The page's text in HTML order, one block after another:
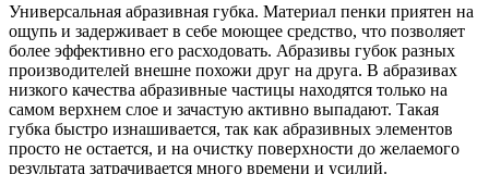
Универсальная абразивная губка. Материал пенки приятен на
ощупь и задерживает в себе моющее средство, что позволяет
более эффективно его расходовать. Абразивы губок разных
производителей внешне похожи друг на друга. В абразивах
низкого качества абразивные частицы находятся только на
самом верхнем слое и зачастую активно выпадают. Такая
губка быстро изнашивается, так как абразивных элементов
просто не остается, и на очистку поверхности до желаемого
результата затрачивается много времени и усилий.